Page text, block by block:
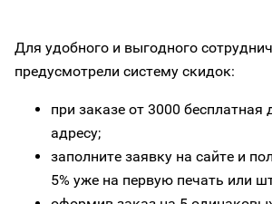
Для удобного и выгодного
предусмотрели систему скидок:
при заказе от 3000 бесплатная
адресу;
заполните заявку на сайте и
5% уже на первую печать или